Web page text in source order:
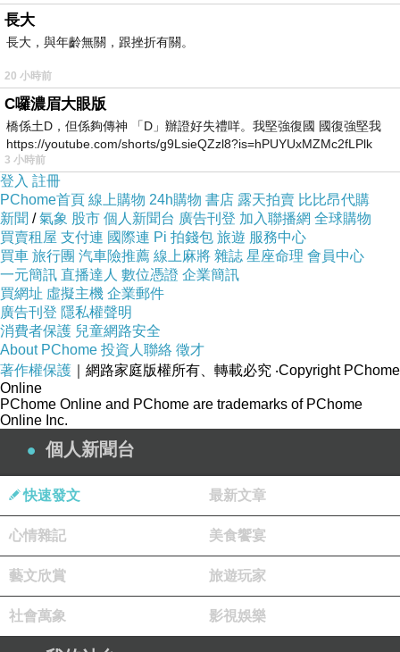
娣又懷了皇孫，未來的皇后恐怕非她莫屬，所以
太子妃身邊的人不是去周良娣那兒，就是依附其
他妾侍，難怪要從咱們這裡調人過去了。」
「唉，這宮裏多的是趨炎附勢之輩。」紫鵑
嘆了一口氣。
都是趨炎附勢的緣故。」晴月眨了眨眼，低聲
道：「聽說她也不是什麼好服侍的主子。」
「咦？」紫鵑聞言有些忐忑，若只是失寵的
女人還好，脾氣古怪那就另當別論了。
然而，當年爹娘留下的債務，還得靠她的月
錢來償還，再怎麼難伺候的主子，也只能咬牙忍
下，萬不能丟了這份工作啊！
2
行過嘉福門，就入了東宮的地界。紫鵑跟在
陳嬤嬤的身後，來到了太子妃所居的錦華殿。
但聽得琴聲叮咚叮咚，響徹了整座殿堂，殿
中卻只有一名女子低頭撫琴，麒麟香爐煙霧繚
繞，身邊一無陪侍之人。
「娘娘，新的宮女來了。」陳嬤嬤開口說
道。
琴聲戛然而止，太子妃抬起頭來，和紫鵑對
長大
長大，與年齡無關，跟挫折有關。
20 小時前
C囉濃眉大眼版
橋係土D，但係夠傳神 「D」辦證好失禮咩。我堅強復國 國復強堅我
https://youtube.com/shorts/g9LsieQZzl8?is=hPUYUxMZMc2fLPlk
3 小時前
登入 註冊
PChome首頁 線上購物 24h購物 書店 露天拍賣 比比昂代購
新聞 /氣象 股市 個人新聞台 廣告刊登 加入聯播網 全球購物
買賣租屋 支付連 國際連 Pi 拍錢包 旅遊 服務中心
買車 旅行團 汽車險推薦 線上麻將 雜誌 星座命理 會員中心
一元簡訊 直播達人 數位憑證 企業簡訊
買網址 虛擬主機 企業郵件
廣告刊登 隱私權聲明
消費者保護 兒童網路安全
About PChome 投資人聯絡 徵才
著作權保護 ｜網路家庭版權所有、轉載必究 ‧Copyright PChome
Online
PChome Online and PChome are trademarks of PChome
Online Inc.
個人新聞台
快速發文 最新文章
心情雜記 美食饗宴
藝文欣賞 旅遊玩家
社會萬象 影視娛樂